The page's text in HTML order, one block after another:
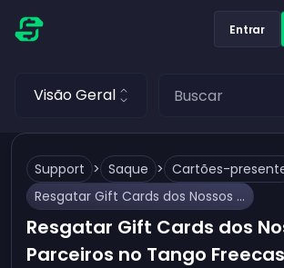
Entrar
Visão Geral
Support > Saque > Cartões-
Resgatar Gift Cards dos Nossos Parceiros no Tango Freecash
Resgatar Gift Cards dos
Parceiros no Tango